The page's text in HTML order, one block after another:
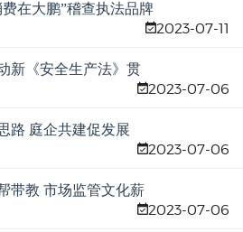
在大鹏”稽查执法品牌
2023-07-11
新《安全生产法》贯
2023-07-06
路 庭企共建促发展
2023-07-06
带教 市场监管文化薪
2023-07-06